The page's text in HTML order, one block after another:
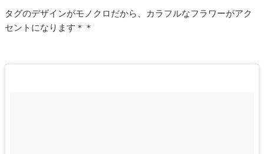
タグのデザインがモノクロだから、カラフルなフラワーがアク
セントになります＊＊